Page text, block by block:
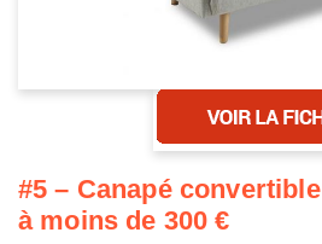
#5 – Canapé
à moins de 300 €